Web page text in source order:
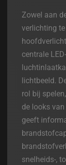
Zowel aan
verlichting
centrale
lichtbeeld.
rol bij
de looks van
geeft
snelheids-,